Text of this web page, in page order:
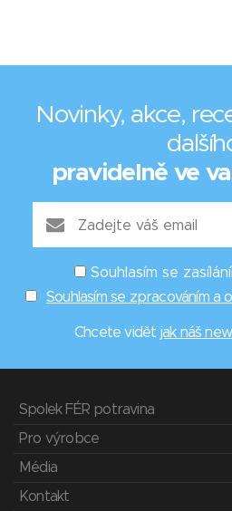
Novinky, akce,
pravidelně ve
Souhlasím se
Souhlasím se zpracováním a
Chcete vidět jak náš
Spolek FÉR potravina
Pro výrobce
Média
Kontakt